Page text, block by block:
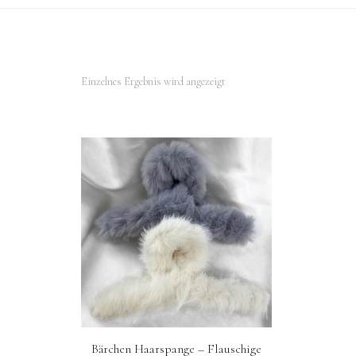
Einzelnes Ergebnis wird angezeigt
Bärchen Haarspange – Flauschige